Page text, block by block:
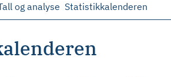
og analyse Statistikkalenderen